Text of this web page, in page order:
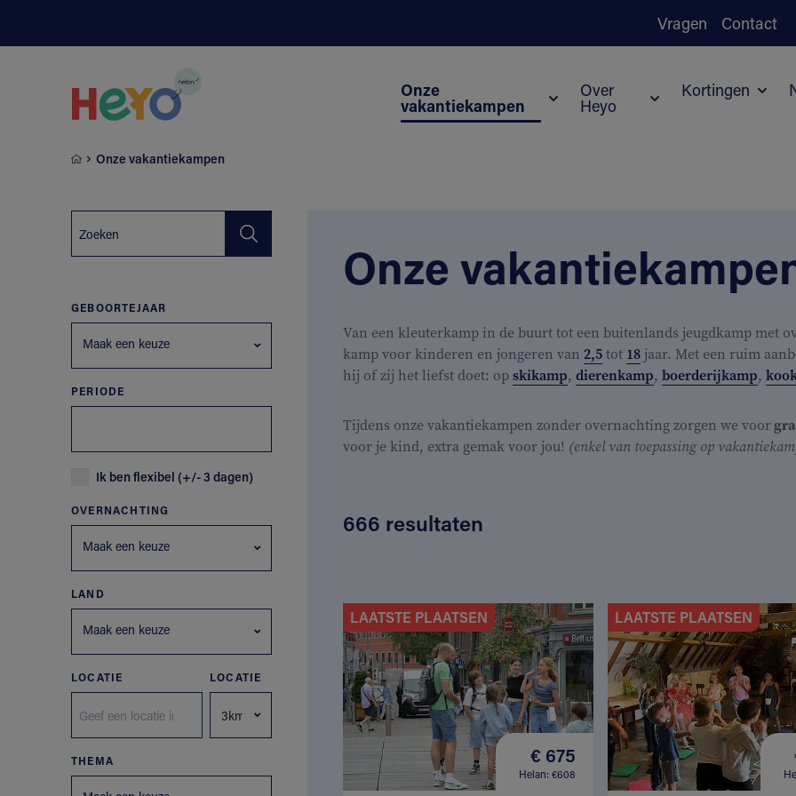
Vragen Contact
Onze
vakantiekampen
Submenu voor Onze vakantiekampen
Over
Heyo
Kortingen
Onze vakantiekampen
GEBOORTEJAAR
Maak een keuze
PERIODE
Ik ben flexibel (+/- 3 dagen)
OVERNACHTING
Maak een keuze
LAND
Maak een keuze
LOCATIE LOCATIE
THEMA
Onze
Van een kleuterkamp in de buurt tot een buitenlands jeugdkamp met
kamp voor kinderen en jongeren van 2,5tot 18 jaar. Met een ruim
hij of zij het liefst doet: opskikamp, dierenkamp, boerderijkamp,
Tijdens onze vakantiekampen zonder overnachting zorgen we voor
voor je kind, extra gemak voor jou! (enkel van toepassing op
666 resultaten
LAATSTE PLAATSEN
€ 675
Helan: €608
LAATSTE PLAATSEN